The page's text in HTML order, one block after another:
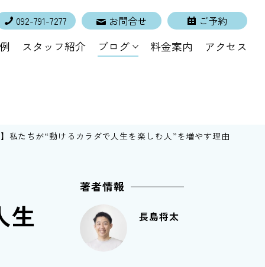
092-791-7277 お問合せ ご予約
スタッフ紹介 ブログ 料金案内 アクセス
私たちが“動けるカラダで人生を楽しむ人”を増やす理由
生
著者情報
長島将太